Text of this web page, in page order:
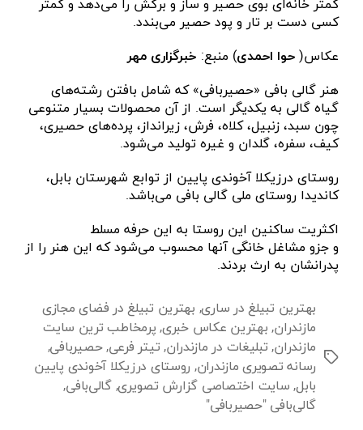
کمتر خانه‌ای بوی حصیر و ساز و برگش را می‌دهد و کمتر
کسی دست بر تار و پود حصیر می‌بندد.
عکاس( حوا احمدی) منبع: خبرگزاری مهر
هنر گالی بافی «حصیربافی» که شامل بافتن رشته‌های
گیاه گالی به یکدیگر است. از آن محصولات بسیار متنوعی
چون سبد، زنبیل، کلاه، فرش، زیرانداز، پرده‌های حصیری،
کیف، سفره، گلدان و غیره تولید می‌شود.
روستای درزیکلا آخوندی پایین از توابع شهرستان بابل،
کاندیدا روستای ملی گالی بافی می‌باشد.
اکثریت ساکنین این روستا به این حرفه مسلط
و جزو مشاغل خانگی آنها محسوب می‌شود که این هنر را از
پدرانشان به ارث بردند.
برچسب‌ها
بهترین تبیلغ در ساری, بهترین تبیلغ در فضای مجازی
مازندران, بهترین عکاس خبری, پرمخاطب ترین سایت
مازندران, تبلیغات در مازندران, تیتر فرعی,حصیربافی,
رسانه تصویری مازندران, روستای درزیکلا آخوندی پایین
بابل, سایت اختصاصی گزارش تصویری,گالی‌بافی,
گالی‌بافی "حصیربافی"